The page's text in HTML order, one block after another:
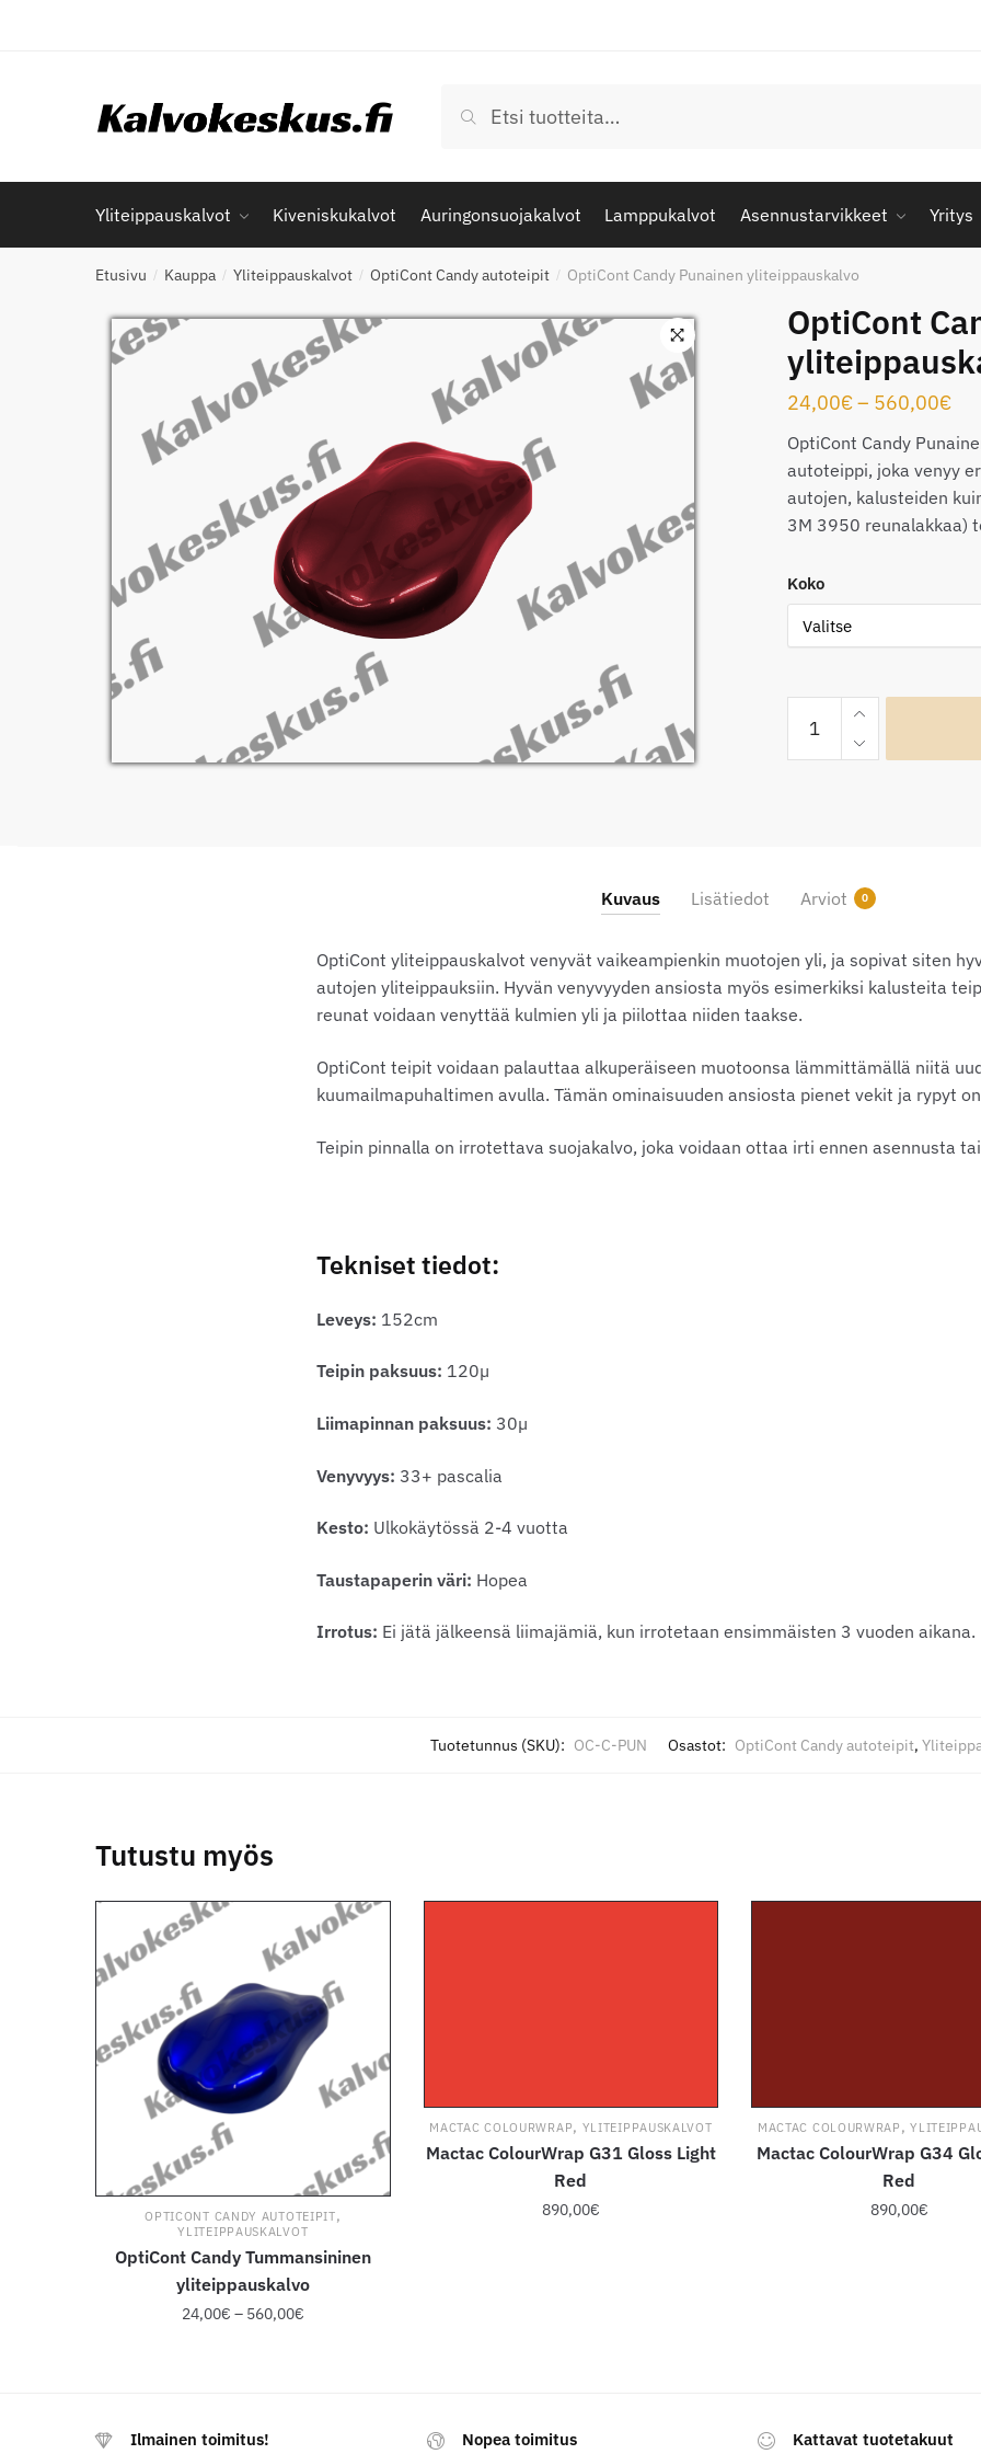
Haku
Yliteippauskalvot Kiveniskukalvot Auringonsuojakalvot Lamppukalvot Asennustarvikkeet Yritys
Etusivu / Kauppa / Yliteippauskalvot / OptiCont Candy autoteipit / OptiCont Candy Punainen yliteippauskalvo
OptiCont
24,00€– 560,00€
-
OptiCont Candy
autoteippi, joka venyy
autojen, kalusteiden
3M 3950 reunalakkaa)
Koko
Candy
Punainen
Kuvaus Lisätiedot Arviot 0
OptiCont yliteippauskalvot venyvät vaikeampienkin muotojen yli, ja sopivat siten
autojen yliteippauksiin. Hyvän venyvyyden ansiosta myös esimerkiksi kalusteita
reunat voidaan venyttää kulmien yli ja piilottaa niiden taakse.
OptiCont teipit voidaan palauttaa alkuperäiseen muotoonsa lämmittämällä niitä
kuumailmapuhaltimen avulla. Tämän ominaisuuden ansiosta pienet vekit ja rypyt
Teipin pinnalla on irrotettava suojakalvo, joka voidaan ottaa irti ennen asennusta
Tekniset tiedot:
Leveys: 152cm
Teipin paksuus: 120µ
Liimapinnan paksuus: 30µ
Venyvyys: 33+ pascalia
Kesto: Ulkokäytössä 2-4 vuotta
Taustapaperin väri: Hopea
Irrotus: Ei jätä jälkeensä liimajämiä, kun irrotetaan ensimmäisten 3 vuoden aikana.
Tuotetunnus (SKU): OC-C-PUN Osastot: OptiCont Candy autoteipit,
Tutustu myös
OPTICONT CANDY AUTOTEIPIT,
YLITEIPPAUSKALVOT
OptiCont Candy Tummansininen
yliteippauskalvo
24,00€ – 560,00€Hintaluokka:
on
MACTAC COLOURWRAP, YLITEIPPAUSKALVOT
Mactac ColourWrap G31 Gloss Light
Red
890,00€
tehdä
MACTAC COLOURWRAP ,
Mactac ColourWrap G34
Red
890,00€
tehdä
Ilmainen toimitus! Nopea toimitus Kattavat tuotetakuut